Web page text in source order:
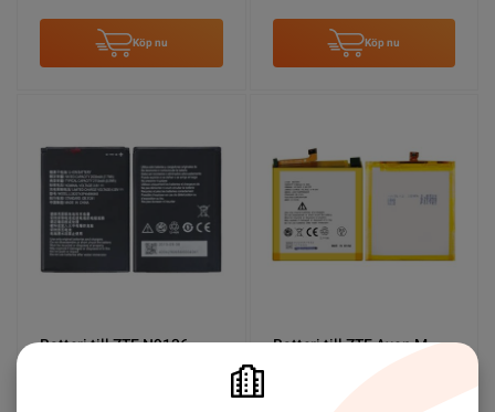
Köp nu Köp nu
Batteri till ZTE N9136
Batteri till ZTE Axon M